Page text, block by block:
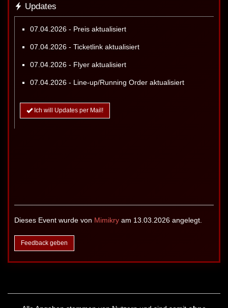
Updates
07.04.2026 - Preis aktualisiert
07.04.2026 - Ticketlink aktualisiert
07.04.2026 - Flyer aktualisiert
07.04.2026 - Line-up/Running Order aktualisiert
Ich will Updates per Mail!
Dieses Event wurde von Mimikry am 13.03.2026 angelegt.
Feedback geben